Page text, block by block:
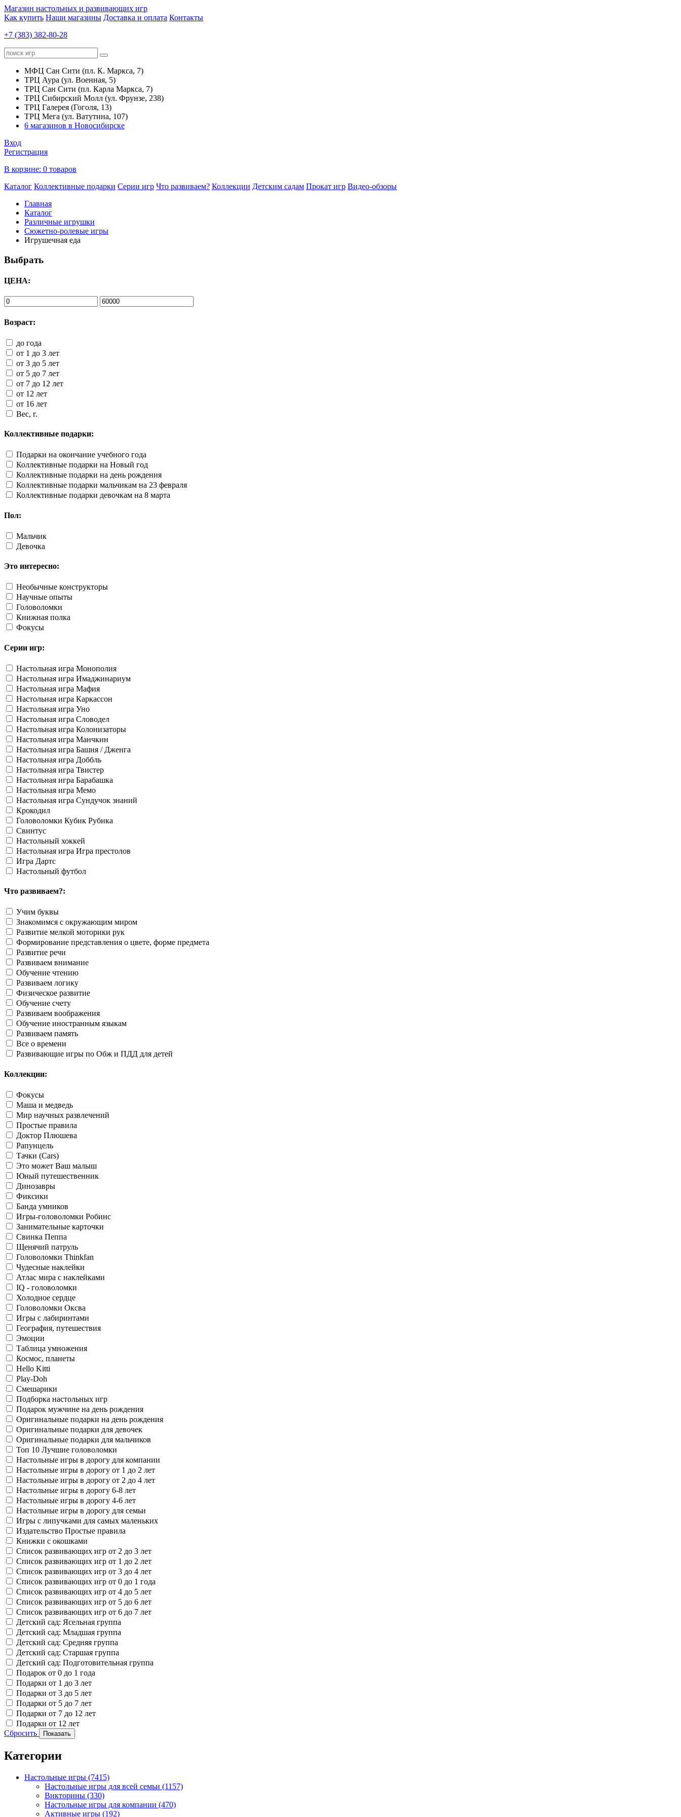
Магазин настольных и развивающих игр
Как купить Наши магазины Доставка и оплата Контакты
+7 (383) 382-80-28
МФЦ Сан Сити (пл. К. Маркса, 7)
ТРЦ Аура (ул. Военная, 5)
ТРЦ Сан Сити (пл. Карла Маркса, 7)
ТРЦ Сибирский Молл (ул. Фрунзе, 238)
ТРЦ Галерея (Гоголя, 13)
ТРЦ Мега (ул. Ватутина, 107)
6 магазинов в Новосибирске
Вход
Регистрация
В корзине: 0 товаров
Каталог Коллективные подарки Серии игр Что развиваем? Коллекции Детским садам Прокат игр Видео-обзоры
Главная
Каталог
Различные игрушки
Сюжетно-ролевые игры
Игрушечная еда
Выбрать
ЦЕНА:
Возраст:
до года
от 1 до 3 лет
от 3 до 5 лет
от 5 до 7 лет
от 7 до 12 лет
от 12 лет
от 16 лет
Вес, г.
Коллективные подарки:
Подарки на окончание учебного года
Коллективные подарки на Новый год
Коллективные подарки на день рождения
Коллективные подарки мальчикам на 23 февраля
Коллективные подарки девочкам на 8 марта
Пол:
Мальчик
Девочка
Это интересно:
Необычные конструкторы
Научные опыты
Головоломки
Книжная полка
Фокусы
Серии игр:
Настольная игра Монополия
Настольная игра Имаджинариум
Настольная игра Мафия
Настольная игра Каркассон
Настольная игра Уно
Настольная игра Словодел
Настольная игра Колонизаторы
Настольная игра Манчкин
Настольная игра Башня / Дженга
Настольная игра Доббль
Настольная игра Твистер
Настольная игра Барабашка
Настольная игра Мемо
Настольная игра Сундучок знаний
Крокодил
Головоломки Кубик Рубика
Свинтус
Настольный хоккей
Настольная игра Игра престолов
Игра Дартс
Настольный футбол
Что развиваем?:
Учим буквы
Знакомимся с окружающим миром
Развитие мелкой моторики рук
Формирование представления о цвете, форме предмета
Развитие речи
Развиваем внимание
Обучение чтению
Развиваем логику
Физическое развитие
Обучение счету
Развиваем воображения
Обучение иностранным языкам
Развиваем память
Все о времени
Развивающие игры по Обж и ПДД для детей
Коллекции:
Фокусы
Маша и медведь
Мир научных развлечений
Простые правила
Доктор Плюшева
Рапунцель
Тачки (Cars)
Это может Ваш малыш
Юный путешественник
Динозавры
Фиксики
Банда умников
Игры-головоломки Робинс
Занимательные карточки
Свинка Пеппа
Щенячий патруль
Головоломки Thinkfan
Чудесные наклейки
Атлас мира с наклейками
IQ - головоломки
Холодное сердце
Головоломки Оксва
Игры с лабиринтами
География, путешествия
Эмоции
Таблица умножения
Космос, планеты
Hello Kitti
Play-Doh
Смешарики
Подборка настольных игр
Подарок мужчине на день рождения
Оригинальные подарки на день рождения
Оригинальные подарки для девочек
Оригинальные подарки для мальчиков
Топ 10 Лучшие головоломки
Настольные игры в дорогу для компании
Настольные игры в дорогу от 1 до 2 лет
Настольные игры в дорогу от 2 до 4 лет
Настольные игры в дорогу 6-8 лет
Настольные игры в дорогу 4-6 лет
Настольные игры в дорогу для семьи
Игры с липучками для самых маленьких
Издательство Простые правила
Книжки с окошками
Список развивающих игр от 2 до 3 лет
Список развивающих игр от 1 до 2 лет
Список развивающих игр от 3 до 4 лет
Список развивающих игр от 0 до 1 года
Список развивающих игр от 4 до 5 лет
Список развивающих игр от 5 до 6 лет
Список развивающих игр от 6 до 7 лет
Детский сад: Ясельная группа
Детский сад: Младшая группа
Детский сад: Средняя группа
Детский сад: Старшая группа
Детский сад: Подготовительная группа
Подарок от 0 до 1 года
Подарки от 1 до 3 лет
Подарки от 3 до 5 лет
Подарки от 5 до 7 лет
Подарки от 7 до 12 лет
Подарки от 12 лет
Сбросить
Показать
Категории
Настольные игры (7415)
Настольные игры для всей семьи (1157)
Викторины (330)
Настольные игры для компании (470)
Активные игры (192)